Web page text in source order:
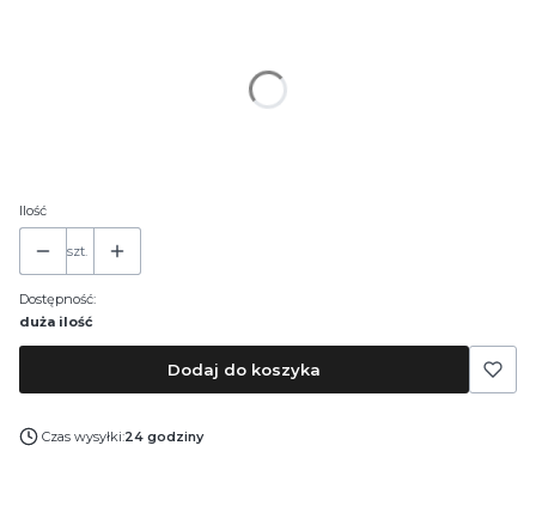
Ilość
szt.
Dostępność:
duża ilość
Dodaj do koszyka
Czas wysyłki:24 godziny